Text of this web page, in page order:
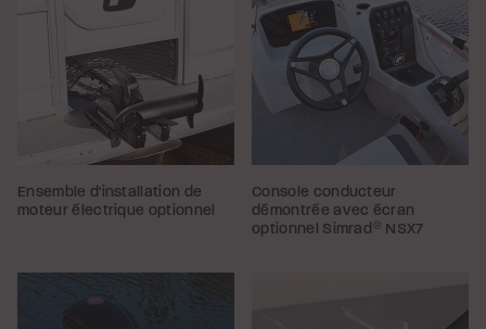
Ensemble d'installation de
moteur électrique optionnel
Console conducteur
démontrée avec écran
optionnel Simrad ® NSX7